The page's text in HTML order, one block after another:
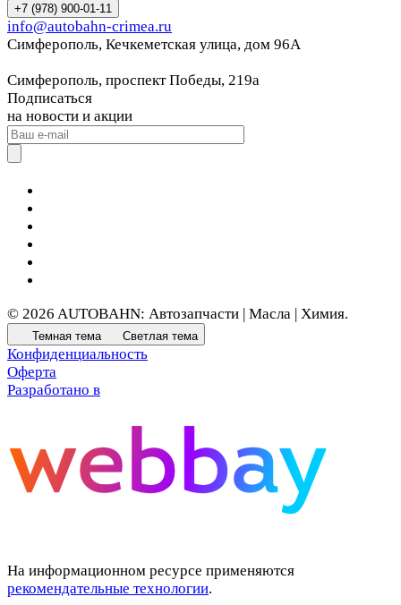
+7 (978) 900-01-11
info@autobahn-crimea.ru
Симферополь, Кечкеметская улица, дом 96А
Симферополь, проспект Победы, 219а
Подписаться
на новости и акции
© 2026 AUTOBAHN: Автозапчасти | Масла | Химия.
Темная тема Светлая тема
Конфиденциальность
Оферта
Разработано в
На информационном ресурсе применяются
рекомендательные технологии.